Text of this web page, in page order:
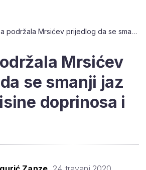
Oporba podržala Mrsićev prijedlog da se smanji jaz između visine doprinosa i mirovine
Mrsićev
se smanji jaz
doprinosa i